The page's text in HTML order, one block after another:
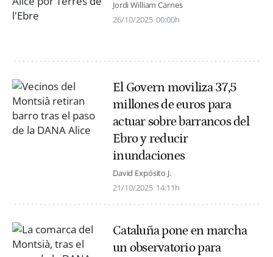
Jordi William Carnes
26/10/2025 00:00h
El Govern moviliza 37,5
millones de euros para
actuar sobre barrancos del
Ebro y reducir
inundaciones
David Expósito J.
21/10/2025 14:11h
Cataluña pone en marcha
un observatorio para